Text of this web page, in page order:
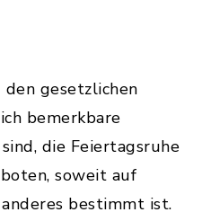
gesetzlichen
bemerkbare
die Feiertagsruhe
soweit auf
bestimmt ist.